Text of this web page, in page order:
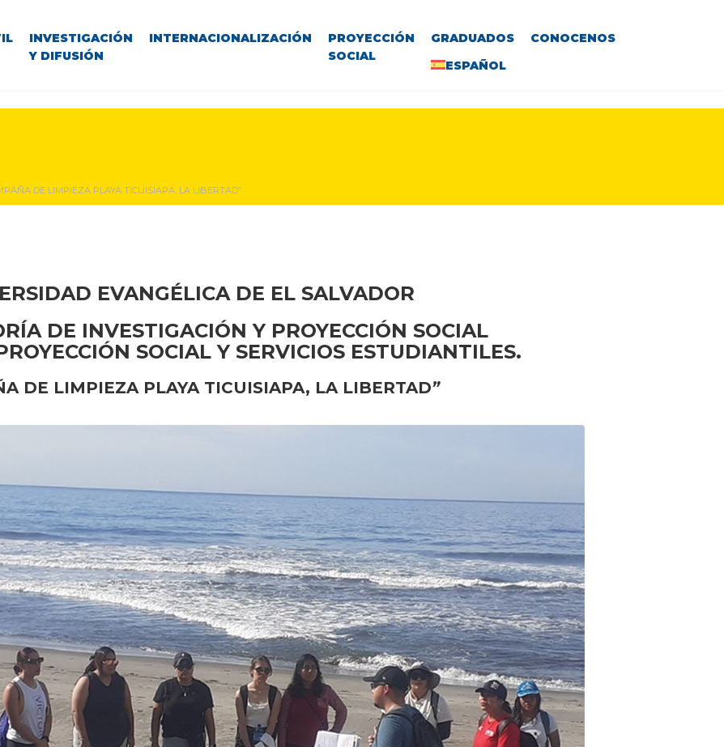
INVESTIGACIÓN
Y DIFUSIÓN
INTERNACIONALIZACIÓN
PROYECCIÓN
SOCIAL
GRADUADOS
CONOCENOS
ESPAÑOL
DE LIMPIEZA PLAYA TICUISIAPA, LA LIBERTAD”
EVANGÉLICA DE EL SALVADOR
DE INVESTIGACIÓN Y PROYECCIÓN SOCIAL
SOCIAL Y SERVICIOS ESTUDIANTILES.
DE LIMPIEZA PLAYA TICUISIAPA, LA LIBERTAD”